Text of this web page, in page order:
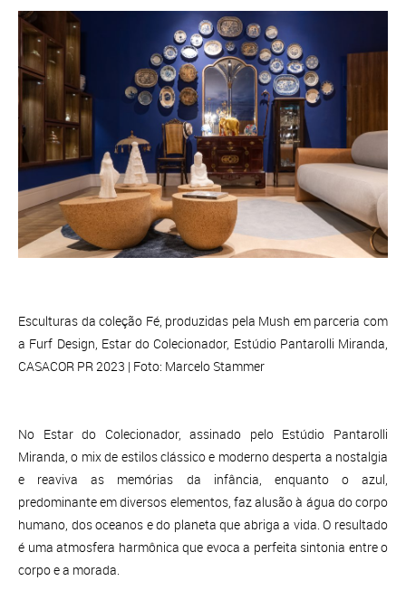
Esculturas da coleção Fé, produzidas pela Mush em parceria com
a Furf Design, Estar do Colecionador, Estúdio Pantarolli Miranda,
CASACOR PR 2023 | Foto: Marcelo Stammer
No Estar do Colecionador, assinado pelo Estúdio Pantarolli
Miranda, o mix de estilos clássico e moderno desperta a nostalgia
e reaviva as memórias da infância, enquanto o azul,
predominante em diversos elementos, faz alusão à água do corpo
humano, dos oceanos e do planeta que abriga a vida. O resultado
é uma atmosfera harmônica que evoca a perfeita sintonia entre o
corpo e a morada.